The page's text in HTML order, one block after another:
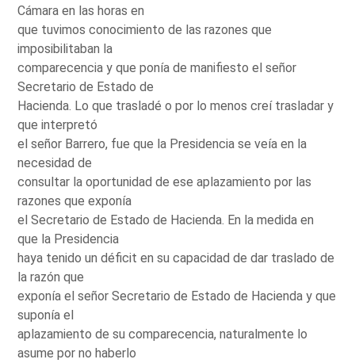
Cámara en las horas en
que tuvimos conocimiento de las razones que
imposibilitaban la
comparecencia y que ponía de manifiesto el señor
Secretario de Estado de
Hacienda. Lo que trasladé o por lo menos creí trasladar y
que interpretó
el señor Barrero, fue que la Presidencia se veía en la
necesidad de
consultar la oportunidad de ese aplazamiento por las
razones que exponía
el Secretario de Estado de Hacienda. En la medida en
que la Presidencia
haya tenido un déficit en su capacidad de dar traslado de
la razón que
exponía el señor Secretario de Estado de Hacienda y que
suponía el
aplazamiento de su comparecencia, naturalmente lo
asume por no haberlo